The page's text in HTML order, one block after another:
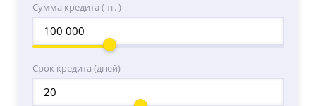
Сумма кредита ( тг. )
Срок кредита (дней)